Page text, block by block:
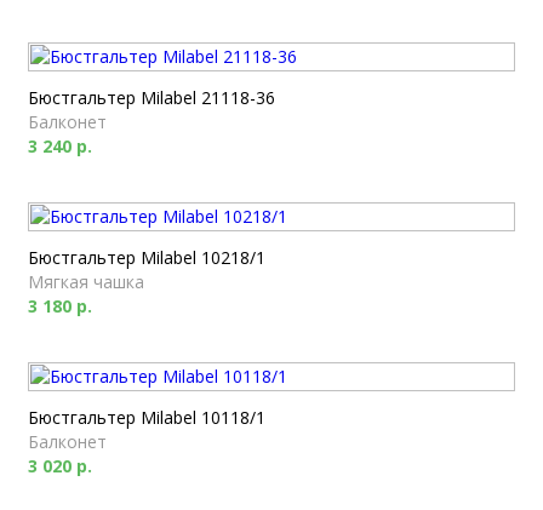
Бюстгальтер Milabel 21118-36
Балконет
3 240 р.
Бюстгальтер Milabel 10218/1
Мягкая чашка
3 180 р.
Бюстгальтер Milabel 10118/1
Балконет
3 020 р.